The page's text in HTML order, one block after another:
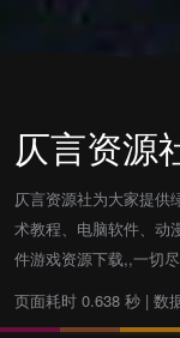
仄言资源
仄言资源社为大家提供
术教程、电脑软件、动
件游戏资源下载,,一切
页面耗时 0.638 秒 | 数